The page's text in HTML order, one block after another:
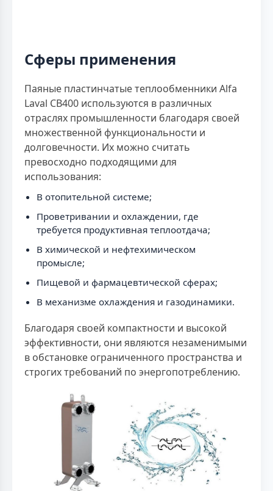
Сферы применения
Паяные пластинчатые теплообменники Alfa
Laval CB400 используются в различных
отраслях промышленности благодаря своей
множественной функциональности и
долговечности. Их можно считать
превосходно подходящими для
использования:
В отопительной системе;
Проветривании и охлаждении, где
требуется продуктивная теплоотдача;
В химической и нефтехимическом
промысле;
Пищевой и фармацевтической сферах;
В механизме охлаждения и газодинамики.
Благодаря своей компактности и высокой
эффективности, они являются незаменимыми
в обстановке ограниченного пространства и
строгих требований по энергопотреблению.